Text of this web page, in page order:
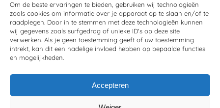
Om de beste ervaringen te bieden, gebruiken wij technologieën
zoals cookies om informatie over je apparaat op te slaan en/of te
raadplegen. Door in te stemmen met deze technologieën kunnen
wij gegevens zoals surfgedrag of unieke ID's op deze site
verwerken. Als je geen toestemming geeft of uw toestemming
intrekt, kan dit een nadelige invloed hebben op bepaalde functies
en mogelijkheden.
Accepteren